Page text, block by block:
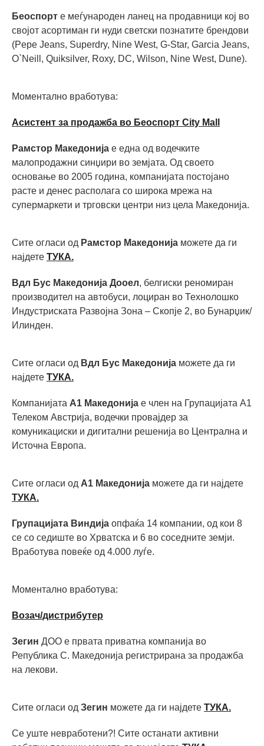
Беоспорт е меѓународен ланец на продавници кој во
својот асортиман ги нуди светски познатите брендови
(Pepe Jeans, Superdry, Nine West, G-Star, Garcia Jeans,
O`Neill, Quiksilver, Roxy, DC, Wilson, Nine West, Dune).
Моментално вработува:
Асистент за продажба во Беоспорт City Mall
Рамстор Македонија е една од водечките
малопродажни синџири во земјата. Од своето
основање во 2005 година, компанијата постојано
расте и денес располага со широка мрежа на
супермаркети и трговски центри низ цела Македонија.
Сите огласи од Рамстор Македонија можете да ги
најдете ТУКА.
Вдл Бус Македонија Дооел, белгиски реномиран
производител на автобуси, лоциран во Технолошко
Индустриската Развојна Зона – Скопје 2, во Бунарџик/
Илинден.
Сите огласи од Вдл Бус Македонија можете да ги
најдете ТУКА.
Компанијата А1 Македонија е член на Групацијата А1
Телеком Австрија, водечки провајдер за
комуникациски и дигитални решенија во Централна и
Источна Европа.
Сите огласи од А1 Македонија можете да ги најдете
ТУКА.
Групацијата Виндија опфаќа 14 компании, од кои 8
се со седиште во Хрватска и 6 во соседните земји.
Вработува повеќе од 4.000 луѓе.
Моментално вработува:
Возач/дистрибутер
Зегин ДОО е првата приватна компанија во
Република С. Македонија регистрирана за продажба
на лекови.
Сите огласи од Зегин можете да ги најдете ТУКА.
Се уште невработени?! Сите останати активни